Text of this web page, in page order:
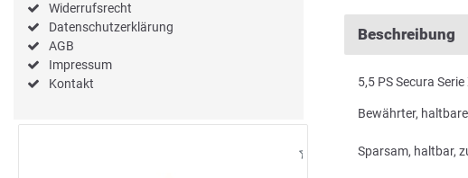
Widerrufsrecht
Datenschutzerklärung
AGB
Impressum
Kontakt
Beschreibung
5,5 PS Secura
Bewährter,
Sparsam, haltbar,